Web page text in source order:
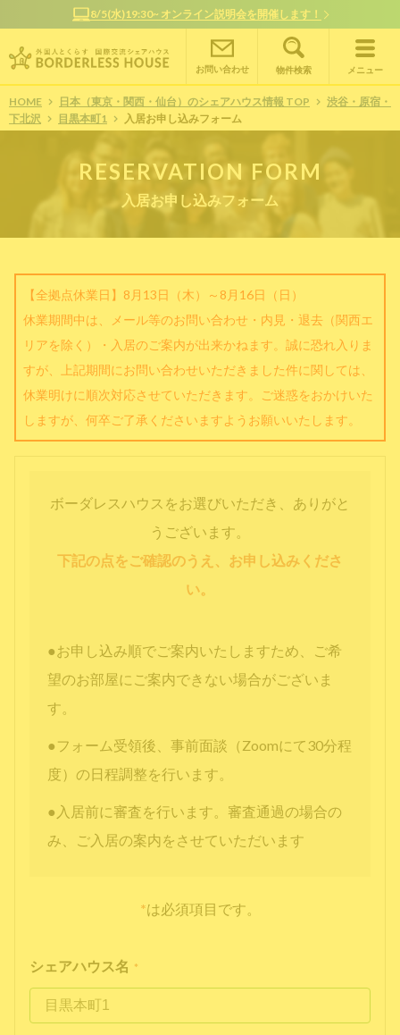
8/5(水)19:30~ オンライン説明会を開催します！
お問い合わせ 物件検索 メニュー
HOME 日本（東京・関西・仙台）のシェアハウス情報 TOP
渋谷・原宿・
下北沢
目黒本町1 入居お申し込みフォーム
RESERVATION FORM
入居お申し込みフォーム
【全拠点休業日】8月13日（木）～8月16日（日）
休業期間中は、メール等のお問い合わせ・内見・退去（関西エ
リアを除く）・入居のご案内が出来かねます。誠に恐れ入りま
すが、上記期間にお問い合わせいただきました件に関しては、
休業明けに順次対応させていただきます。ご迷惑をおかけいた
しますが、何卒ご了承くださいますようお願いいたします。
ボーダレスハウスをお選びいただき、ありがと
うございます。
下記の点をご確認のうえ、お申し込みくださ
い。
●お申し込み順でご案内いたしますため、ご希
望のお部屋にご案内できない場合がございま
す。
●フォーム受領後、事前面談（Zoomにて30分程
度）の日程調整を行います。
●入居前に審査を行います。審査通過の場合の
み、ご入居の案内をさせていただいます
*は必須項目です。
シェアハウス名 *